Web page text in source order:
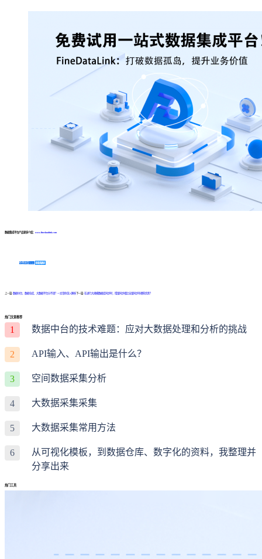
数据集成平台产品更多介绍： www.finedatalink.com
免费体验Demo 咨询方案
上一篇: 数据中台、数据仓库、大数据平台分不清？一文带你深入解析下一篇: 在进行大规模数据库同步时，增量同步相比全量同步有哪些优势？
热门文章推荐
1 数据中台的技术难题：应对大数据处理和分析的挑战
2 API输入、API输出是什么？
3 空间数据采集分析
4 大数据采集采集
5 大数据采集常用方法
6
从可视化模板，到数据仓库、数字化的资料，我整理并
分享出来
热门工具